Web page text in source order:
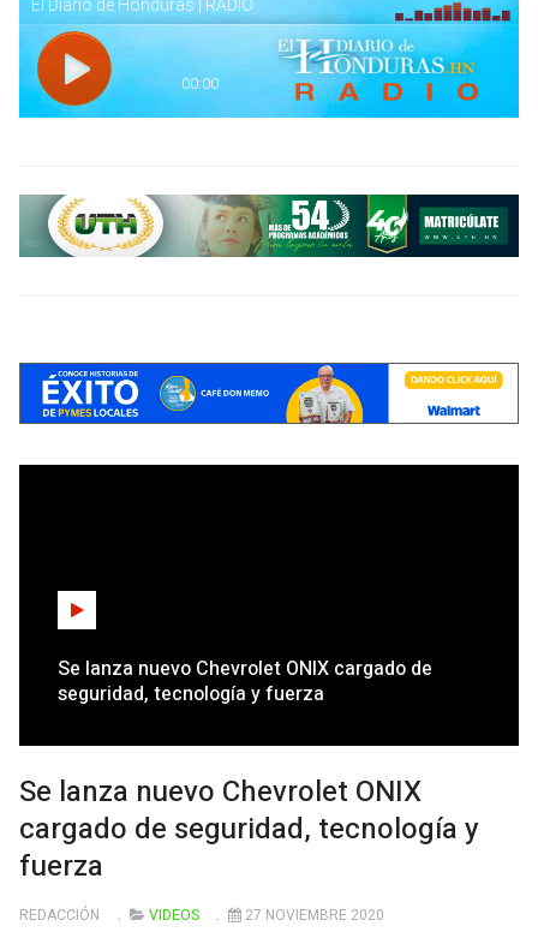
Se lanza nuevo Chevrolet ONIX cargado de
seguridad, tecnología y fuerza
Se lanza nuevo Chevrolet ONIX
cargado de seguridad, tecnología y
fuerza
REDACCIÓN VIDEOS 27 NOVIEMBRE 2020